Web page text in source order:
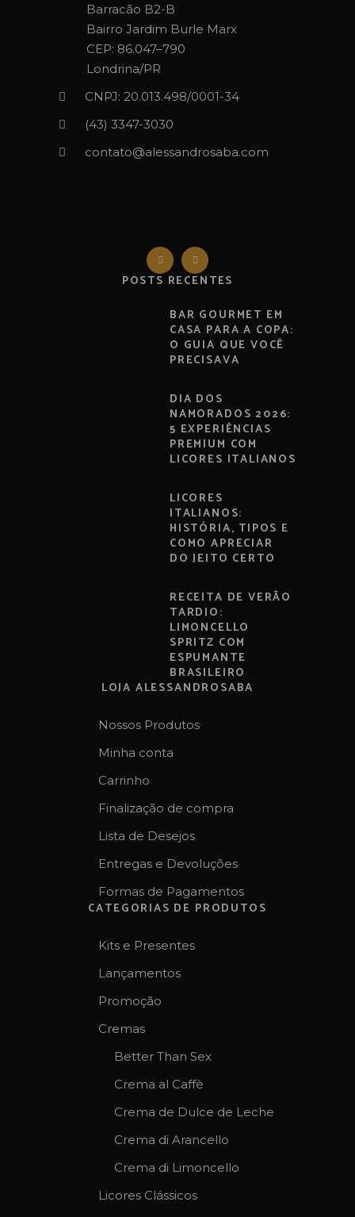
Barracão B2-B
Bairro Jardim Burle Marx
CEP: 86.047–790
Londrina/PR
CNPJ: 20.013.498/0001-34
(43) 3347-3030‬‬
contato@alessandrosaba.com
POSTS RECENTES
BAR GOURMET EM
CASA PARA A COPA:
O GUIA QUE VOCÊ
PRECISAVA
DIA DOS
NAMORADOS 2026:
5 EXPERIÊNCIAS
PREMIUM COM
LICORES ITALIANOS
LICORES
ITALIANOS:
HISTÓRIA, TIPOS E
COMO APRECIAR
DO JEITO CERTO
RECEITA DE VERÃO
TARDIO:
LIMONCELLO
SPRITZ COM
ESPUMANTE
BRASILEIRO
LOJA ALESSANDROSABA
Nossos Produtos
Minha conta
Carrinho
Finalização de compra
Lista de Desejos
Entregas e Devoluções
Formas de Pagamentos
CATEGORIAS DE PRODUTOS
Kits e Presentes
Lançamentos
Promoção
Cremas
Better Than Sex
Crema al Caffè
Crema de Dulce de Leche
Crema di Arancello
Crema di Limoncello
Licores Clássicos